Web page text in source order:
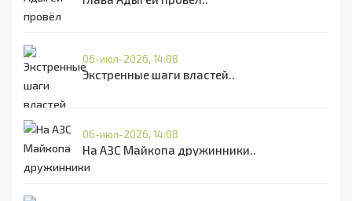
06-июл-2026, 14:08
Экстренные шаги властей..
06-июл-2026, 14:08
На АЗС Майкопа дружинники..